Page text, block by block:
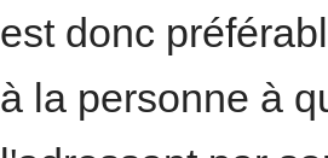
est donc
à la personne à